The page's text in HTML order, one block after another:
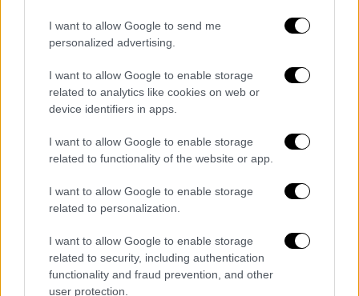
I want to allow Google to send me
personalized advertising.
I want to allow Google to enable storage
related to analytics like cookies on web or
device identifiers in apps.
I want to allow Google to enable storage
related to functionality of the website or app.
I want to allow Google to enable storage
related to personalization.
I want to allow Google to enable storage
related to security, including authentication
functionality and fraud prevention, and other
user protection.
Κόσμος|06.02.2025 22:45
Γάζα: Στους 47.583 οι νεκροί από τις
ισραηλινές επιθέσεις
Τις τελευταίες 24 ώρες, 31 επιπλέον